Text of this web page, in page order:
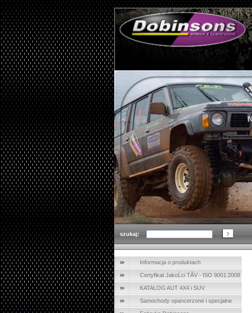
szukaj:
Informacja o produktach
Certyfikat JakoĹci TĂV - ISO 9001:2008
KATALOG AUT 4X4 i SUV
Samochody opancerzone i specjalne